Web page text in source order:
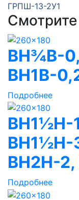
ГРПШ-13-2У1
ВН¾В-
ВН1В-
Подробнее
ВН1½Н-
ВН1½Н-
ВН2Н-
Подробнее